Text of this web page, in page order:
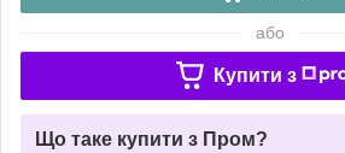
або
Купити з
Що таке купити з Пром?